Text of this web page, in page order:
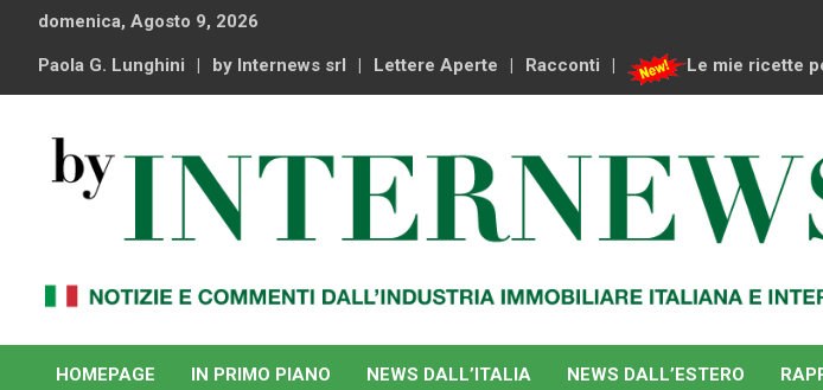
content
domenica, Agosto 9, 2026
Paola G. Lunghini by Internews srl Lettere Aperte Racconti Le mie ricette
By Internews
internazionale
HOMEPAGE
IN PRIMO PIANO NEWS DALL’ITALIA NEWS DALL’ESTERO